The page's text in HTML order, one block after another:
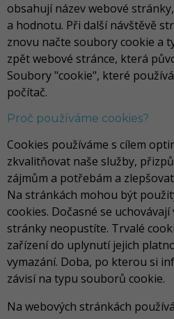
obsahují název webové
a hodnotu. Při další návštěvě
znovu načte soubory cookie a
zpět webové stránce, která
Soubory "cookie", které
počítač.
Proč používáme cookies?
Cookies používáme s cílem
zkvalitňovat naše služby,
zájmům a potřebám a
Na stránkách mohou být
cookies. Dočasné se
stránky neopustíte. Trvalé
zařízení do uplynutí jejich
vymazání. Doba, po kterou si
závisí na typu souborů cookie.
Na webových stránkách